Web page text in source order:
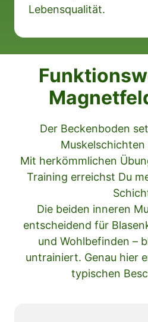
Lebensqualität.
Der Beckenboden
Muskelschichten
Mit herkömmlichen
Training erreichst Du
Die beiden inneren
entscheidend für
und Wohlbefinden –
untrainiert. Genau hier
typischen